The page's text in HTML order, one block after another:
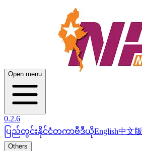
Open menu
0.2.6
ပြည်တွင်းနိုင်ငံတကာဗီဒီယိုEnglish中文版
Others